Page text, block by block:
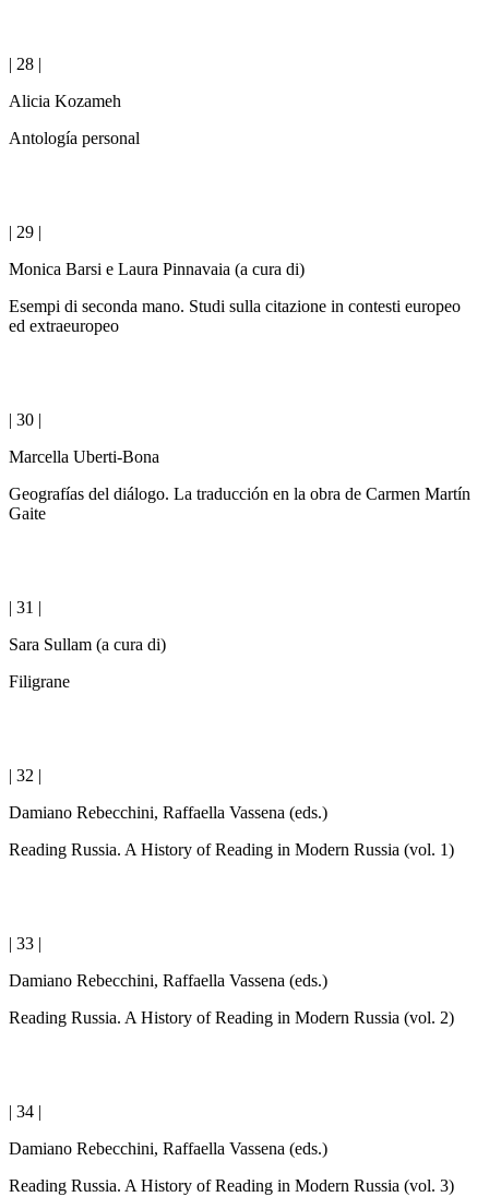
| 28 |
Alicia Kozameh
Antología personal
| 29 |
Monica Barsi e Laura Pinnavaia (a cura di)
Esempi di seconda mano. Studi sulla citazione in contesti europeo
ed extraeuropeo
| 30 |
Marcella Uberti-Bona
Geografías del diálogo. La traducción en la obra de Carmen Martín
Gaite
| 31 |
Sara Sullam (a cura di)
Filigrane
| 32 |
Damiano Rebecchini, Raffaella Vassena (eds.)
Reading Russia. A History of Reading in Modern Russia (vol. 1)
| 33 |
Damiano Rebecchini, Raffaella Vassena (eds.)
Reading Russia. A History of Reading in Modern Russia (vol. 2)
| 34 |
Damiano Rebecchini, Raffaella Vassena (eds.)
Reading Russia. A History of Reading in Modern Russia (vol. 3)